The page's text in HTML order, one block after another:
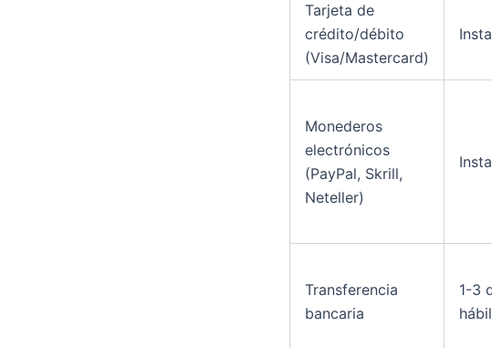
Tarjeta de
crédito/débito
(Visa/Mastercard)
Monederos
electrónicos
(PayPal, Skrill,
Neteller)
Transferencia
bancaria
1-3